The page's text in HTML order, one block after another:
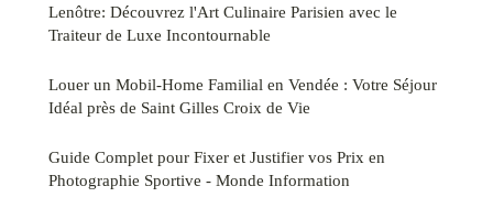
Lenôtre: Découvrez l'Art Culinaire Parisien avec le
Traiteur de Luxe Incontournable
Louer un Mobil-Home Familial en Vendée : Votre Séjour
Idéal près de Saint Gilles Croix de Vie
Guide Complet pour Fixer et Justifier vos Prix en
Photographie Sportive - Monde Information